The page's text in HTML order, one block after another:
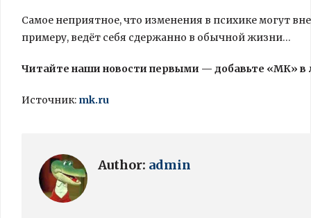
Самое неприятное, что изменения в психике могут
примеру, ведёт себя сдержанно в обычной жизни…
Читайте наши новости первыми — добавьте «МК» в
Источник: mk.ru
Author: admin